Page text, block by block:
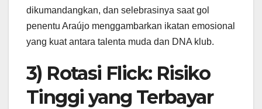
dikumandangkan, dan selebrasinya saat gol
penentu Araújo menggambarkan ikatan emosional
yang kuat antara talenta muda dan DNA klub.
3) Rotasi Flick: Risiko
Tinggi yang Terbayar